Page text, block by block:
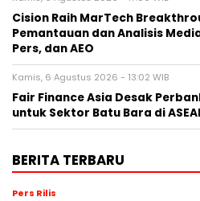
Cision Raih MarTech
Pemantauan dan Analisis
Pers, dan AEO
Kamis, 6 Agustus 2026 - 13:02 WIB
Fair Finance Asia Desak
untuk Sektor Batu Bara di
BERITA TERBARU
Pers Rilis